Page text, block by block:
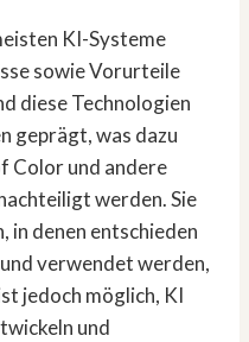
KI-Systeme
sowie Vorurteile
diese Technologien
geprägt, was dazu
Color und andere
werden. Sie
in denen entschieden
verwendet werden,
jedoch möglich, KI
und